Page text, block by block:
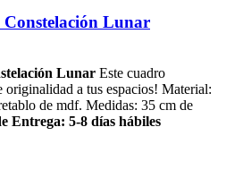
Lunar
Lunar Este cuadro
originalidad a tus espacios! Material:
de mdf. Medidas: 35 cm de
Entrega: 5-8 días hábiles